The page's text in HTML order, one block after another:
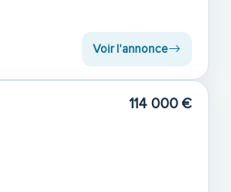
Voir l'annonce
114 000 €